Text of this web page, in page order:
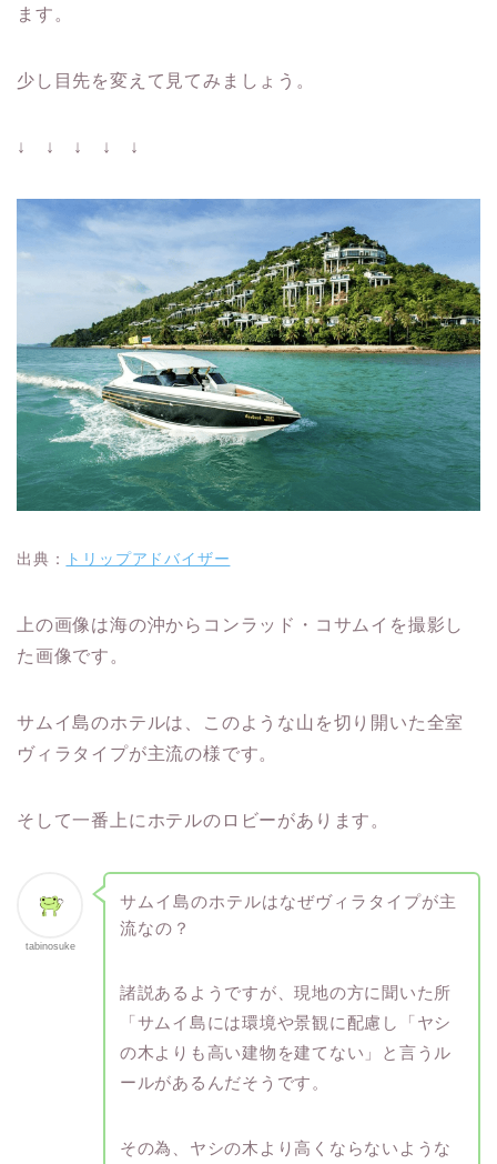
ます。
少し目先を変えて見てみましょう。
↓ ↓ ↓ ↓ ↓
出典： トリップアドバイザー
上の画像は海の沖からコンラッド・コサムイを撮影し
た画像です。
サムイ島のホテルは、このような山を切り開いた全室
ヴィラタイプが主流の様です。
そして一番上にホテルのロビーがあります。
tabinosuke
サムイ島のホテルはなぜヴィラタイプが主
流なの？
諸説あるようですが、現地の方に聞いた所
「サムイ島には環境や景観に配慮し「ヤシ
の木よりも高い建物を建てない」と言うル
ールがあるんだそうです。
その為、ヤシの木より高くならないような